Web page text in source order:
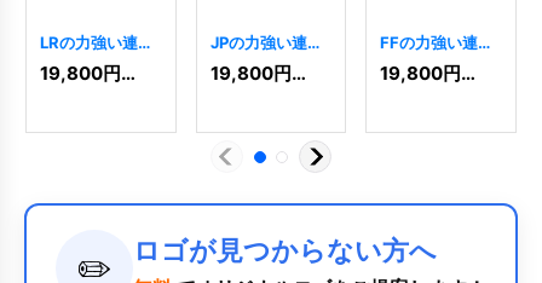
LRの力強い連結
ロゴ[10340
19,800円(税込)
JPの力強い連結
ロゴ[10287
19,800円(税込)
FFの力強い連結
ロゴ[10238
19,800円(税込)
✏️ ロゴが見つからない方へ